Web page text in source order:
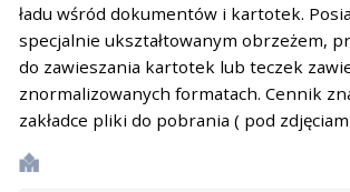
ładu wśród dokumentów i kartotek.
specjalnie ukształtowanym obrzeżem,
do zawieszania kartotek lub teczek
znormalizowanych formatach. Cennik
zakładce pliki do pobrania ( pod